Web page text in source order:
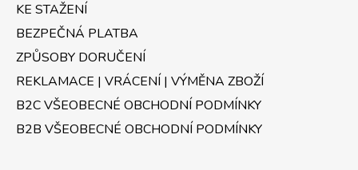
KE STAŽENÍ
BEZPEČNÁ PLATBA
ZPŮSOBY DORUČENÍ
REKLAMACE | VRÁCENÍ | VÝMĚNA ZBOŽÍ
B2C VŠEOBECNÉ OBCHODNÍ PODMÍNKY
B2B VŠEOBECNÉ OBCHODNÍ PODMÍNKY